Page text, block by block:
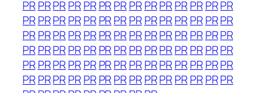
PRPRPRPRPR PRPRPRPRPRPRPR PRPR
PRPRPRPRPR PRPRPRPRPRPRPR PRPR
PRPRPRPRPR PRPRPRPRPRPRPR PRPR
PRPRPRPRPR PRPRPRPRPRPRPR PRPR
PRPRPRPRPR PRPRPRPRPRPRPR PRPR
PRPRPRPRPR PRPRPRPRPRPRPR PRPR